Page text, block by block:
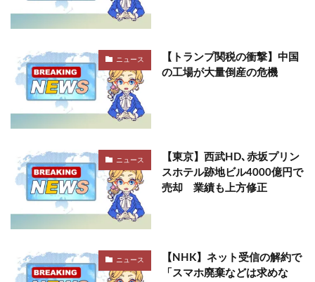
ニュース
【トランプ関税の衝撃】中国
の工場が大量倒産の危機
ニュース
【東京】西武HD､赤坂プリン
スホテル跡地ビル4000億円で
売却 業績も上方修正
ニュース
【NHK】ネット受信の解約で
「スマホ廃棄などは求めな